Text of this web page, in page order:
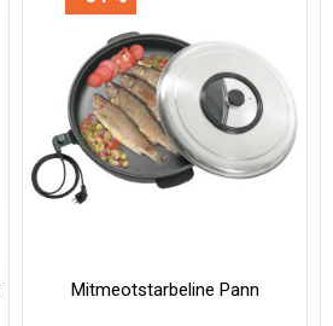
Mitmeotstarbeline Pann